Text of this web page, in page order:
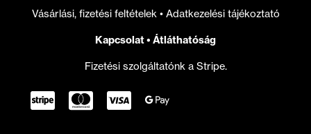
Vásárlási, fizetési feltételek • Adatkezelési tájékoztató
Kapcsolat• Átláthatóság
Fizetési szolgáltatónk a Stripe.